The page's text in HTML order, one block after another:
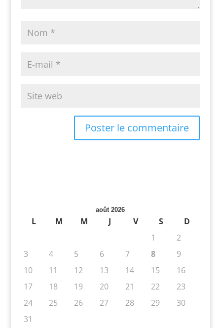
août 2026
L M M J V S
D
1
2
3
4 5 6 7 8
9
10
11 12 13 14 15
16
17
18 19 20 21 22
23
24
25 26 27 28 29
30
31